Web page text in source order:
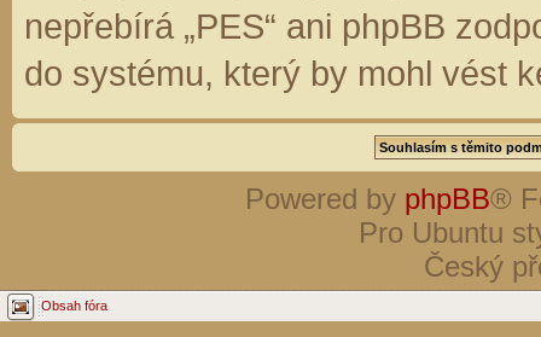
nepřebírá „PES“ ani phpBB
do systému, který by mohl vést
Powered by phpBB®
Pro Ubuntu
Český
Obsah fóra